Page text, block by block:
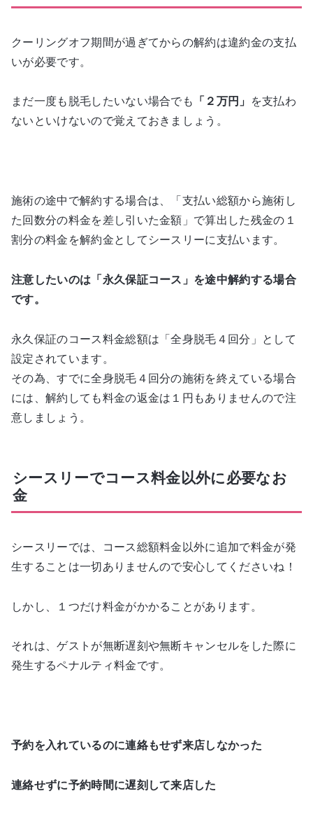
クーリングオフ期間が過ぎてからの解約は違約金の支払
いが必要です。
まだ一度も脱毛したいない場合でも 「２万円」 を支払わ
ないといけないので覚えておきましょう。
施術の途中で解約する場合は、「支払い総額から施術し
た回数分の料金を差し引いた金額」で算出した残金の１
割分の料金を解約金としてシースリーに支払います。
注意したいのは「永久保証コース」を途中解約する場合
です。
永久保証のコース料金総額は「全身脱毛４回分」として
設定されています。
その為、すでに全身脱毛４回分の施術を終えている場合
には、解約しても料金の返金は１円もありませんので注
意しましょう。
シースリーでコース料金以外に必要なお
金
シースリーでは、コース総額料金以外に追加で料金が発
生することは一切ありませんので安心してくださいね！
しかし、１つだけ料金がかかることがあります。
それは、ゲストが無断遅刻や無断キャンセルをした際に
発生するペナルティ料金です。
予約を入れているのに連絡もせず来店しなかった
連絡せずに予約時間に遅刻して来店した